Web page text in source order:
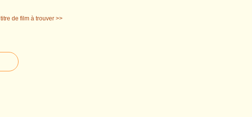
de film à trouver >>